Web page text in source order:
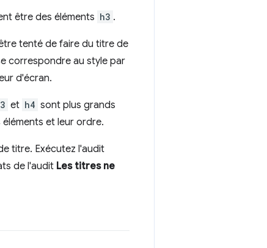
être des éléments h3 .
tenté de faire du titre de
correspondre au style par
d'écran.
et h4 sont plus grands
et leur ordre.
titre. Exécutez l'audit
de l'audit Les titres ne